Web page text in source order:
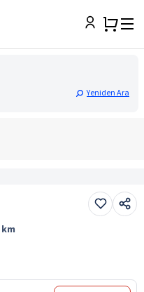
Yeniden Ara
km